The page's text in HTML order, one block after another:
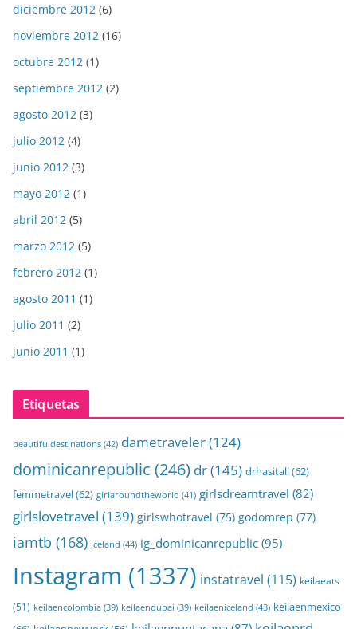
diciembre 2012 (6)
noviembre 2012 (16)
octubre 2012 (1)
septiembre 2012 (2)
agosto 2012 (3)
julio 2012 (4)
junio 2012 (3)
mayo 2012 (1)
abril 2012 (5)
marzo 2012 (5)
febrero 2012 (1)
agosto 2011 (1)
julio 2011 (2)
junio 2011 (1)
Etiquetas
beautifuldestinations (42) dametraveler(124)
dominicanrepublic (246) dr(145) drhasitall(62)
femmetravel(62) girlaroundtheworld (41) girlsdreamtravel (82)
girlslovetravel (139) girlswhotravel (75) godomrep (77)
iamtb (168) iceland (44) ig_dominicanrepublic (95)
Instagram (1337) instatravel (115) keilaeats
(51) keilaencolombia (39) keilaendubai (39) keilaeniceland (43) keilaenmexico